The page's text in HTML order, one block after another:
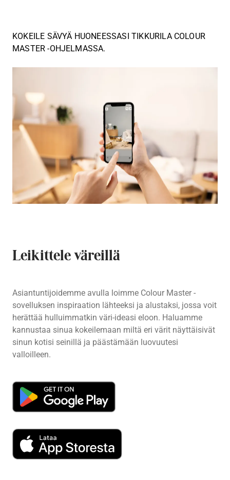
KOKEILE SÄVYÄ HUONEESSASI TIKKURILA COLOUR
MASTER -OHJELMASSA.
Leikittele väreillä
Asiantuntijoidemme avulla loimme Colour Master -
sovelluksen inspiraation lähteeksi ja alustaksi, jossa voit
herättää hulluimmatkin väri-ideasi eloon. Haluamme
kannustaa sinua kokeilemaan miltä eri värit näyttäisivät
sinun kotisi seinillä ja päästämään luovuutesi
valloilleen.